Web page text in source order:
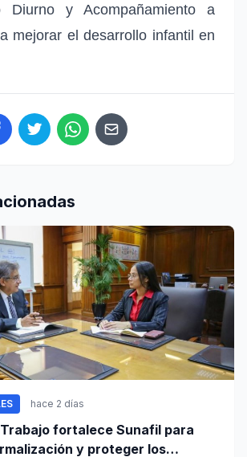
Diurno y Acompañamiento a
mejorar el desarrollo infantil en
hace 2 días
fortalece Sunafil para
y proteger los